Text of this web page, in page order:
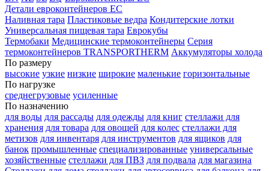
Детали евроконтейнеров EC
Наливная тара Пластиковые ведра Кондитерские лотки
Универсальная пищевая тара Еврокубы
Термобаки Медицинские термоконтейнеры Серия
термоконтейнеров TRANSPORTHERM Аккумуляторы холода
По размеру
высокие узкие низкие широкие маленькие горизонтальные
По нагрузке
среднегрузовые усиленные
По назначению
для воды для рассады для одежды для книг стеллажи для
хранения для товара для овощей для колес стеллажи для
метизов для инвентаря для инструментов для ящиков для
банок промышленные специализированные универсальные
хозяйственные стеллажи для ПВЗ для подвала для магазина